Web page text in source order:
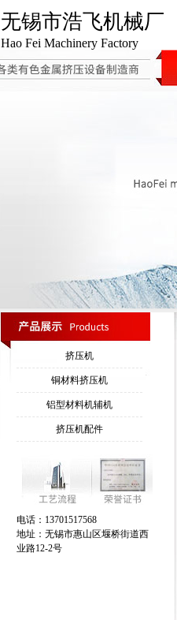
无锡市浩飞机械厂
Hao Fei Machinery Factory
挤压机
铜材料挤压机
铝型材料机辅机
挤压机配件
电话：13701517568
地址：无锡市惠山区堰桥街道西
业路12-2号